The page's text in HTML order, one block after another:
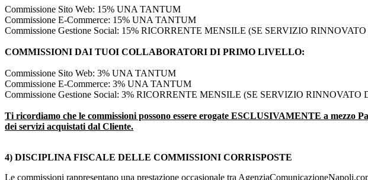
Commissione Sito Web: 15% UNA TANTUM
Commissione E-Commerce: 15% UNA TANTUM
Commissione Gestione Social: 15% RICORRENTE MENSILE (SE SERVIZIO
COMMISSIONI DAI TUOI COLLABORATORI DI PRIMO LIVELLO:
Commissione Sito Web: 3% UNA TANTUM
Commissione E-Commerce: 3% UNA TANTUM
Commissione Gestione Social: 3% RICORRENTE MENSILE (SE SERVIZIO RINNOVATO
Ti ricordiamo che le commissioni possono essere erogate ESCLUSIVAMENTE a mezzo
dei servizi acquistati dal Cliente.
4) DISCIPLINA FISCALE DELLE COMMISSIONI CORRISPOSTE
Le commissioni rappresentano una prestazione occasionale tra